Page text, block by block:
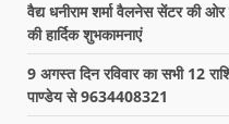
वैद्य धनीराम शर्मा वैलनेस सेंटर की ओर
की हार्दिक शुभकामनाएं
9 अगस्त दिन रविवार का सभी 12
पाण्डेय से 9634408321